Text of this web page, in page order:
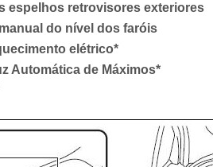
espelhos retrovisores exteriores
do nível dos faróis
elétrico*
Automática de Máximos*